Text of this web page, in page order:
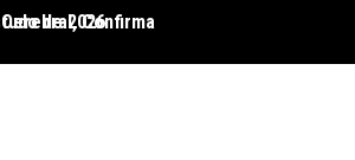
de 2026Confirma
Dietas Baseadas em